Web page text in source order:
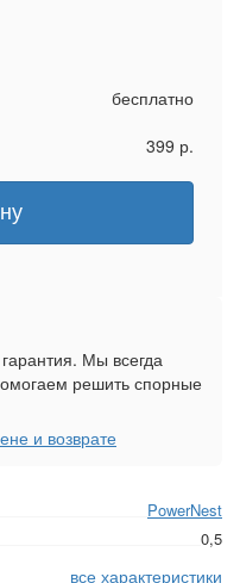
PowerNest
0,5
все характеристики
бесплатно
399 р.
Мы всегда
решить спорные
и возврате